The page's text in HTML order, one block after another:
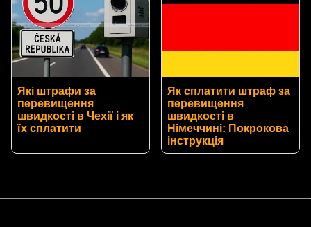
Які штрафи за
перевищення
швидкості в Чехії і як
їх сплатити
Як сплатити штраф за
перевищення
швидкості в
Німеччині: Покрокова
інструкція